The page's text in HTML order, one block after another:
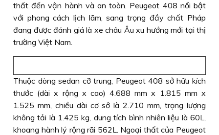
thất đến vận hành và an toàn. Peugeot 408 nổi bật
với phong cách lịch lãm, sang trọng đầy chất Pháp
đang được đánh giá là xe châu Âu xu hướng mới tại thị
trường Việt Nam.
Thuộc dòng sedan cỡ trung, Peugeot 408 sở hữu kích
thước (dài x rộng x cao) 4.688 mm x 1.815 mm x
1.525 mm, chiều dài cơ sở là 2.710 mm, trọng lượng
không tải là 1.425 kg, dung tích bình nhiên liệu là 60L,
khoang hành lý rộng rãi 562L. Ngoại thất của Peugeot